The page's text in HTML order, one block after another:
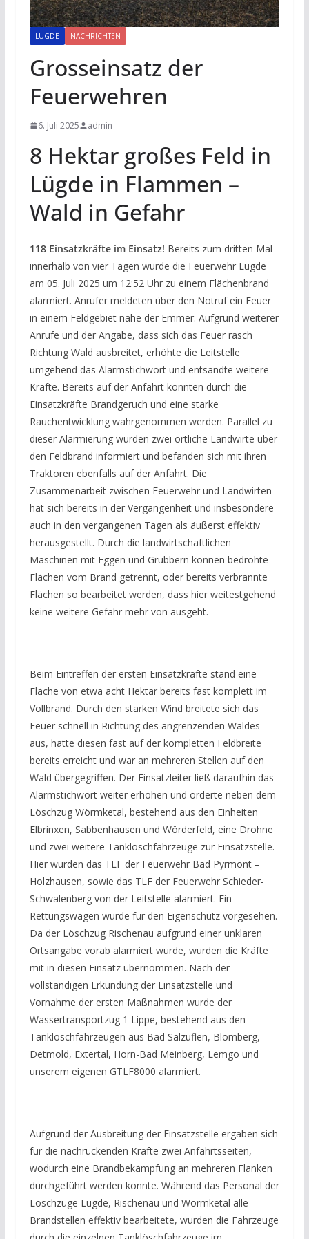
LÜGDE NACHRICHTEN
Grosseinsatz der
Feuerwehren
6. Juli 2025 admin
8 Hektar großes Feld in
Lügde in Flammen –
Wald in Gefahr
118 Einsatzkräfte im Einsatz! Bereits zum dritten Mal
innerhalb von vier Tagen wurde die Feuerwehr Lügde
am 05. Juli 2025 um 12:52 Uhr zu einem Flächenbrand
alarmiert. Anrufer meldeten über den Notruf ein Feuer
in einem Feldgebiet nahe der Emmer. Aufgrund weiterer
Anrufe und der Angabe, dass sich das Feuer rasch
Richtung Wald ausbreitet, erhöhte die Leitstelle
umgehend das Alarmstichwort und entsandte weitere
Kräfte. Bereits auf der Anfahrt konnten durch die
Einsatzkräfte Brandgeruch und eine starke
Rauchentwicklung wahrgenommen werden. Parallel zu
dieser Alarmierung wurden zwei örtliche Landwirte über
den Feldbrand informiert und befanden sich mit ihren
Traktoren ebenfalls auf der Anfahrt. Die
Zusammenarbeit zwischen Feuerwehr und Landwirten
hat sich bereits in der Vergangenheit und insbesondere
auch in den vergangenen Tagen als äußerst effektiv
herausgestellt. Durch die landwirtschaftlichen
Maschinen mit Eggen und Grubbern können bedrohte
Flächen vom Brand getrennt, oder bereits verbrannte
Flächen so bearbeitet werden, dass hier weitestgehend
keine weitere Gefahr mehr von ausgeht.
Beim Eintreffen der ersten Einsatzkräfte stand eine
Fläche von etwa acht Hektar bereits fast komplett im
Vollbrand. Durch den starken Wind breitete sich das
Feuer schnell in Richtung des angrenzenden Waldes
aus, hatte diesen fast auf der kompletten Feldbreite
bereits erreicht und war an mehreren Stellen auf den
Wald übergegriffen. Der Einsatzleiter ließ daraufhin das
Alarmstichwort weiter erhöhen und orderte neben dem
Löschzug Wörmketal, bestehend aus den Einheiten
Elbrinxen, Sabbenhausen und Wörderfeld, eine Drohne
und zwei weitere Tanklöschfahrzeuge zur Einsatzstelle.
Hier wurden das TLF der Feuerwehr Bad Pyrmont –
Holzhausen, sowie das TLF der Feuerwehr Schieder-
Schwalenberg von der Leitstelle alarmiert. Ein
Rettungswagen wurde für den Eigenschutz vorgesehen.
Da der Löschzug Rischenau aufgrund einer unklaren
Ortsangabe vorab alarmiert wurde, wurden die Kräfte
mit in diesen Einsatz übernommen. Nach der
vollständigen Erkundung der Einsatzstelle und
Vornahme der ersten Maßnahmen wurde der
Wassertransportzug 1 Lippe, bestehend aus den
Tanklöschfahrzeugen aus Bad Salzuflen, Blomberg,
Detmold, Extertal, Horn-Bad Meinberg, Lemgo und
unserem eigenen GTLF8000 alarmiert.
Aufgrund der Ausbreitung der Einsatzstelle ergaben sich
für die nachrückenden Kräfte zwei Anfahrtsseiten,
wodurch eine Brandbekämpfung an mehreren Flanken
durchgeführt werden konnte. Während das Personal der
Löschzüge Lügde, Rischenau und Wörmketal alle
Brandstellen effektiv bearbeitete, wurden die Fahrzeuge